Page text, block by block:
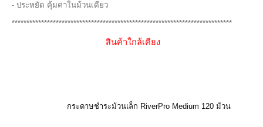
- ประหยัด คุ้มค่าในม้วนเดียว
***************************************************************************
สินค้าใกล้เคียง
กระดาษชำระม้วนเล็ก RiverPro Medium 120 ม้วน